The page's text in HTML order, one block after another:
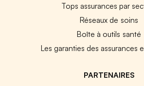
Tops assurances par
Réseaux de soins
Boîte à outils santé
Les garanties des assurances
PARTENAIRES